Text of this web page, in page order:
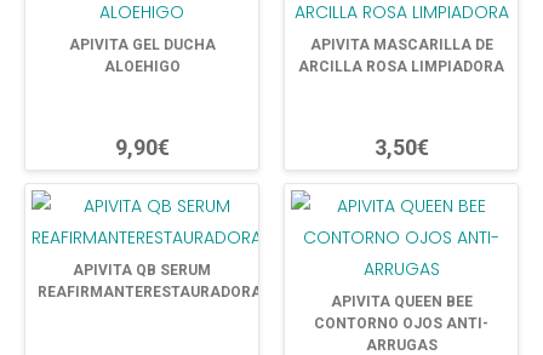
APIVITA GEL DUCHA
ALOEHIGO
9,90€
APIVITA MASCARILLA DE
ARCILLA ROSA LIMPIADORA
3,50€
APIVITA QB SERUM
REAFIRMANTERESTAURADORA
APIVITA QUEEN BEE
CONTORNO OJOS ANTI-
ARRUGAS